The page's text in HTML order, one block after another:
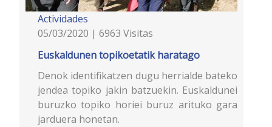
Actividades
05/03/2020 | 6963 Visitas
Euskaldunen topikoetatik haratago
Denok identifikatzen dugu herrialde bateko
jendea topiko jakin batzuekin. Euskaldunei
buruzko topiko horiei buruz arituko gara
jarduera honetan.